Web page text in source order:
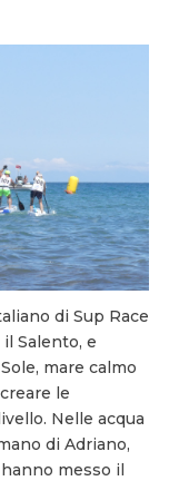
di Sup Race
Salento, e
mare calmo
le
Nelle acqua
di Adriano,
messo il